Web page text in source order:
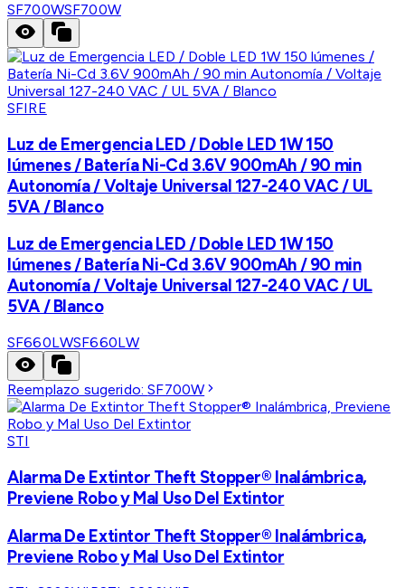
SF700WSF700W
SFIRE
Luz de Emergencia LED / Doble LED 1W 150
lúmenes / Batería Ni-Cd 3.6V 900mAh / 90 min
Autonomía / Voltaje Universal 127-240 VAC / UL
5VA / Blanco
Luz de Emergencia LED / Doble LED 1W 150
lúmenes / Batería Ni-Cd 3.6V 900mAh / 90 min
Autonomía / Voltaje Universal 127-240 VAC / UL
5VA / Blanco
SF660LWSF660LW
Reemplazo sugerido:SF700W
STI
Alarma De Extintor Theft Stopper® Inalámbrica,
Previene Robo y Mal Uso Del Extintor
Alarma De Extintor Theft Stopper® Inalámbrica,
Previene Robo y Mal Uso Del Extintor